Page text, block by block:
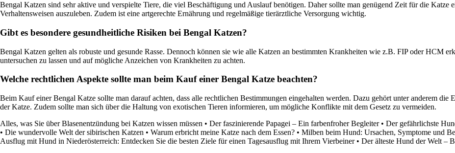
Bengal Katzen sind sehr aktive und verspielte Tiere, die viel Beschäftigung und Auslauf benötigen. Daher sollte man genügend Zeit für die
Verhaltensweisen auszuleben. Zudem ist eine artgerechte Ernährung und regelmäßige tierärztliche Versorgung wichtig.
Gibt es besondere gesundheitliche Risiken bei Bengal Katzen?
Bengal Katzen gelten als robuste und gesunde Rasse. Dennoch können sie wie alle Katzen an bestimmten Krankheiten wie z.B. FIP oder HCM
untersuchen zu lassen und auf mögliche Anzeichen von Krankheiten zu achten.
Welche rechtlichen Aspekte sollte man beim Kauf einer Bengal Katze beachten?
Beim Kauf einer Bengal Katze sollte man darauf achten, dass alle rechtlichen Bestimmungen eingehalten werden. Dazu gehört unter anderem die
der Katze. Zudem sollte man sich über die Haltung von exotischen Tieren informieren, um mögliche Konflikte mit dem Gesetz zu vermeiden.
Alles, was Sie über Blasenentzündung bei Katzen wissen müssen • Der faszinierende Papagei – Ein farbenfroher Begleiter• Der gefährlichste
• Die wundervolle Welt der sibirischen Katzen • Warum erbricht meine Katze nach dem Essen? • Milben beim Hund: Ursachen, Symptome und
Ausflug mit Hund in Niederösterreich: Entdecken Sie die besten Ziele für einen Tagesausflug mit Ihrem Vierbeiner• Der älteste Hund der Welt –